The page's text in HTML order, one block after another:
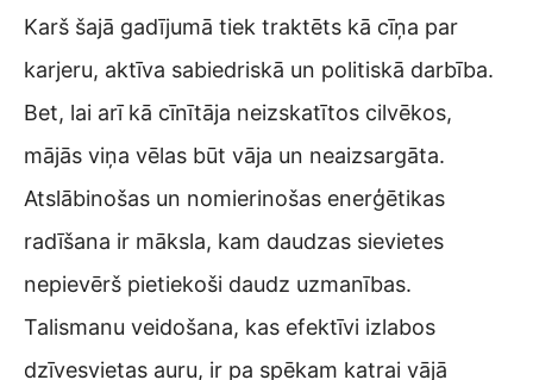
Karš šajā gadījumā tiek traktēts kā cīņa par
karjeru, aktīva sabiedriskā un politiskā darbība.
Bet, lai arī kā cīnītāja neizskatītos cilvēkos,
mājās viņa vēlas būt vāja un neaizsargāta.
Atslābinošas un nomierinošas enerģētikas
radīšana ir māksla, kam daudzas sievietes
nepievērš pietiekoši daudz uzmanības.
Talismanu veidošana, kas efektīvi izlabos
dzīvesvietas auru, ir pa spēkam katrai vājā